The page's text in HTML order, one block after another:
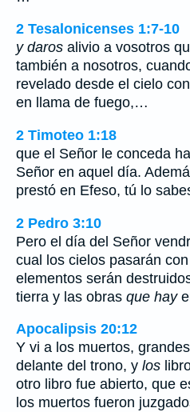
2 Tesalonicenses 1:7-10
y daros alivio a vosotros
también a nosotros,
revelado desde el cielo
en llama de fuego,…
2 Timoteo 1:18
que el Señor le conceda
Señor en aquel día.
prestó en Efeso, tú lo
2 Pedro 3:10
Pero el día del Señor
cual los cielos pasarán
elementos serán
tierra y las obras que hay
Apocalipsis 20:12
Y vi a los muertos,
delante del trono, y los
otro libro fue abierto, que
los muertos fueron